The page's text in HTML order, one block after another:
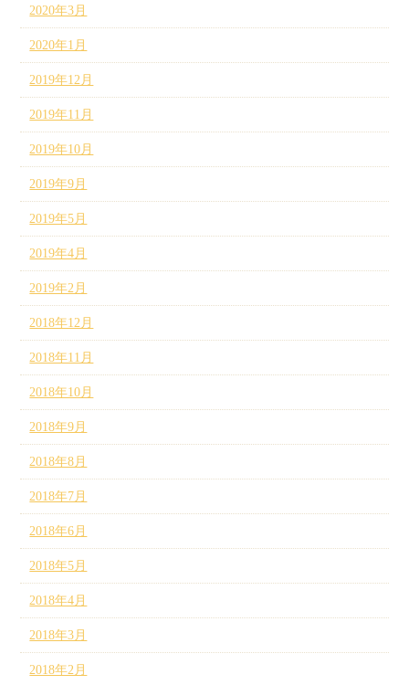
2020年3月
2020年1月
2019年12月
2019年11月
2019年10月
2019年9月
2019年5月
2019年4月
2019年2月
2018年12月
2018年11月
2018年10月
2018年9月
2018年8月
2018年7月
2018年6月
2018年5月
2018年4月
2018年3月
2018年2月